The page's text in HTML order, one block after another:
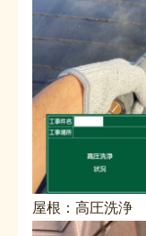
屋根：高圧洗浄